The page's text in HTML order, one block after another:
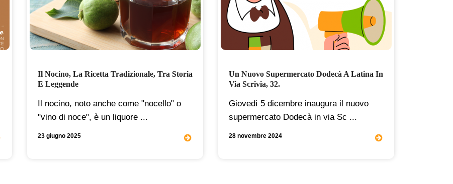
Il Nocino, La Ricetta Tradizionale, Tra Storia
E Leggende
Il nocino, noto anche come "nocello" o
"vino di noce", è un liquore ...
23 giugno 2025
Un Nuovo Supermercato Dodecà A Latina In
Via Scrivia, 32.
Giovedì 5 dicembre inaugura il nuovo
supermercato Dodecà in via Sc ...
28 novembre 2024